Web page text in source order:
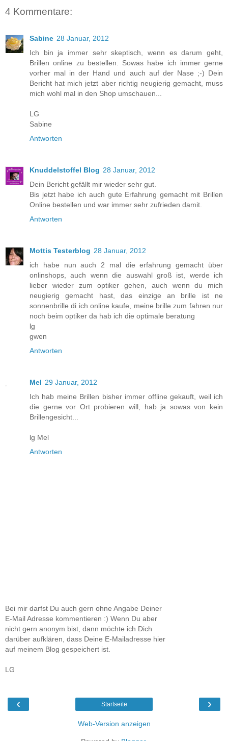
4 Kommentare:
Sabine 28 Januar, 2012
Ich bin ja immer sehr skeptisch, wenn es darum geht,
Brillen online zu bestellen. Sowas habe ich immer gerne
vorher mal in der Hand und auch auf der Nase ;-) Dein
Bericht hat mich jetzt aber richtig neugierig gemacht, muss
mich wohl mal in den Shop umschauen...
LG
Sabine
Antworten
Knuddelstoffel Blog 28 Januar, 2012
Dein Bericht gefällt mir wieder sehr gut.
Bis jetzt habe ich auch gute Erfahrung gemacht mit Brillen
Online bestellen und war immer sehr zufrieden damit.
Antworten
Mottis Testerblog 28 Januar, 2012
ich habe nun auch 2 mal die erfahrung gemacht über
onlinshops, auch wenn die auswahl groß ist, werde ich
lieber wieder zum optiker gehen, auch wenn du mich
neugierig gemacht hast, das einzige an brille ist ne
sonnenbrille di ich online kaufe, meine brille zum fahren nur
noch beim optiker da hab ich die optimale beratung
lg
gwen
Antworten
Mel 29 Januar, 2012
Ich hab meine Brillen bisher immer offline gekauft, weil ich
die gerne vor Ort probieren will, hab ja sowas von kein
Brillengesicht...
lg Mel
Antworten
Bei mir darfst Du auch gern ohne Angabe Deiner
E-Mail Adresse kommentieren :) Wenn Du aber
nicht gern anonym bist, dann möchte ich Dich
darüber aufklären, dass Deine E-Mailadresse hier
auf meinem Blog gespeichert ist.
LG
‹ ›
Startseite
Web-Version anzeigen